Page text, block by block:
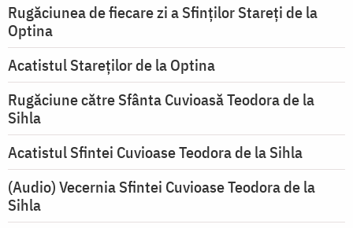
Rugăciunea de fiecare zi a Sfinților Stareți de la
Optina
Acatistul Stareţilor de la Optina
Rugăciune către Sfânta Cuvioasă Teodora de la
Sihla
Acatistul Sfintei Cuvioase Teodora de la Sihla
(Audio) Vecernia Sfintei Cuvioase Teodora de la
Sihla